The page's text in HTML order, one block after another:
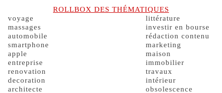
ROLLBOX DES THÉMATIQUES
voyage
massages
automobile
smartphone
apple
entreprise
renovation
decoration
architecte
littérature
investir en bourse
rédaction contenu
marketing
maison
immobilier
travaux
intérieur
obsolescence